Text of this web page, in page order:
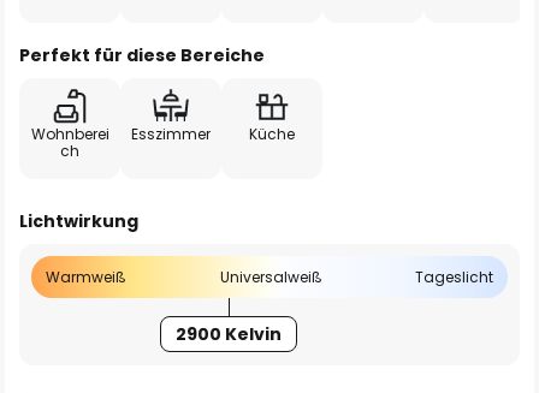
Perfekt für diese Bereiche
Wohnberei
ch
Esszimmer Küche
Lichtwirkung
Warmweiß Universalweiß Tageslicht
2900 Kelvin